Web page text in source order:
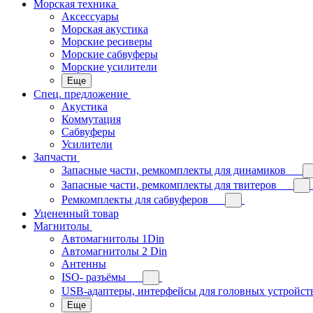
Морская техника
Аксессуары
Морская акустика
Морские ресиверы
Морские сабвуферы
Морские усилители
Еще
Спец. предложение
Акустика
Коммутация
Сабвуферы
Усилители
Запчасти
Запасные части, ремкомплекты для динамиков
Запасные части, ремкомплекты для твитеров
Ремкомплекты для сабвуферов
Уцененный товар
Магнитолы
Автомагнитолы 1Din
Автомагнитолы 2 Din
Антенны
ISO- разъёмы
USB-адаптеры, интерфейсы для головных
Еще